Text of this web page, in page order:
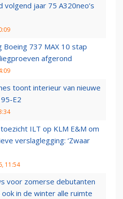
volgend jaar 75 A320neo’s
Boeing 737 MAX 10 stap
afgerond
toont interieur van nieuwe
E2
ILT op KLM E&M om
verslaglegging: ‘Zwaar
11:54
voor zomerse debutanten
ook in de winter alle ruimte